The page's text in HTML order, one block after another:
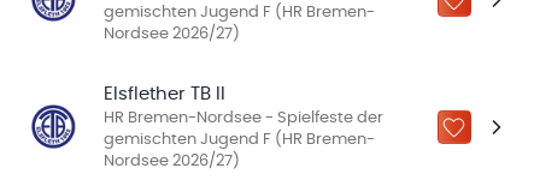
gemischten Jugend F (HR Bremen-
Nordsee 2026/27)
ZU „MEINE
Elsflether TB II
HR Bremen-Nordsee - Spielfeste der
gemischten Jugend F (HR Bremen-
Nordsee 2026/27)
ZU „MEINE